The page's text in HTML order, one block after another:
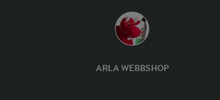
ARLA WEBBSHOP